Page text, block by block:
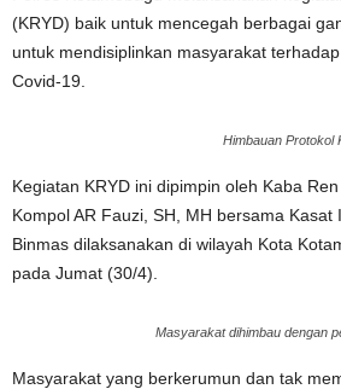
(KRYD) baik untuk mencegah berbagai
untuk mendisiplinkan masyarakat
Covid-19.
Himbauan Protokol
Kegiatan KRYD ini dipimpin oleh Kaba
Kompol AR Fauzi, SH, MH bersama Kasat
Binmas dilaksanakan di wilayah Kota
pada Jumat (30/4).
Masyarakat dihimbau dengan
Masyarakat yang berkerumun dan tak